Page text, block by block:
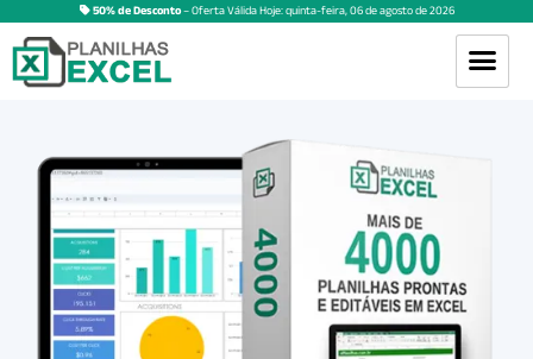
50% de Desconto– Oferta Válida Hoje:quinta-feira,06deagostode2026